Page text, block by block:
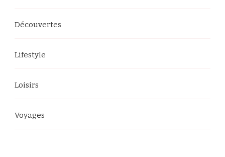
Découvertes
Lifestyle
Loisirs
Voyages